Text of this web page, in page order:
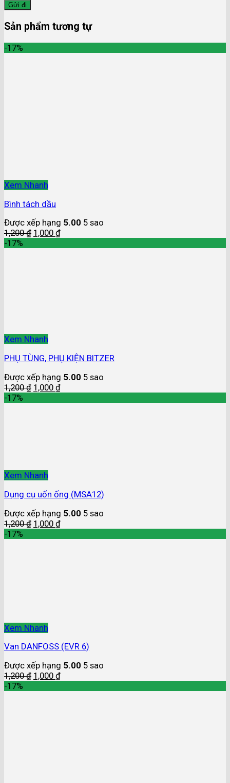
Sản phẩm tương tự
-17%
Xem Nhanh
Bình tách dầu
Được xếp hạng 5.00 5 sao
1,200₫ 1,000 ₫
-17%
Xem Nhanh
PHỤ TÙNG, PHỤ KIỆN BITZER
Được xếp hạng 5.00 5 sao
1,200₫ 1,000 ₫
-17%
Xem Nhanh
Dụng cụ uốn ống (MSA12)
Được xếp hạng 5.00 5 sao
1,200₫ 1,000 ₫
-17%
Xem Nhanh
Van DANFOSS (EVR 6)
Được xếp hạng 5.00 5 sao
1,200₫ 1,000 ₫
-17%